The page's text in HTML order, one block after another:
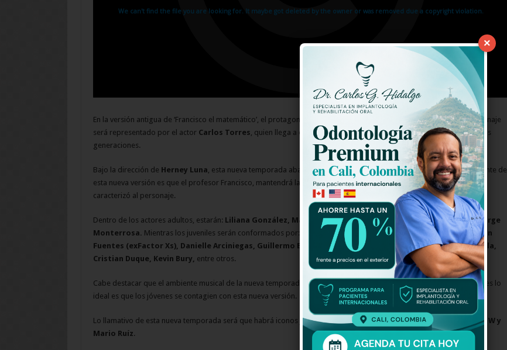
En la versión antigua de ‘Francisco el matemático’, el protagonista de la novela fue el actor Luis Mesa. Ahora, su personaje
será representado por el actor Carlos Torres , quien llega a esta temporada para conquistar el corazón de las nuevas
generaciones.
Bajo la dirección de Herney Luna , esta nueva temporada abarcará temas con problemática familiar. Lo más importante de
esta nueva versión es que el profesor Francisco, mantendrá la misma esencia buena onda y bondadosa que siempre
caracterizó al personaje.
Dentro de los actores adultos, estarán: Liliana González, Margarita Parra, Luz Estrada, Mauricio Figueroa, Jorge
Monterrosa. Mientras los juveniles serán conformados por:
María José Vargas (hermana de Yuri Vargas), Dylan
Fuentes (exFactor Xs), Danielle Arciniegas, Guillermo Blanco, Victoria Ortiz, Édinson Gil, Juan Felipe Arcila,
Cristian Duque, Kevin Bury, entre otros.
Cabe destacar que el ambiente musical de la nueva temporada será muy diferente y estará a cargo de Mike Bahía, pues lo
ideal es que los jóvenes se contagien con esta nueva versión.
Lo llamativo de esta nueva temporada será que habrá iconos juveniles relevantes de YouTube como
Luisa Fernanda W y
Mario Ruíz.
×